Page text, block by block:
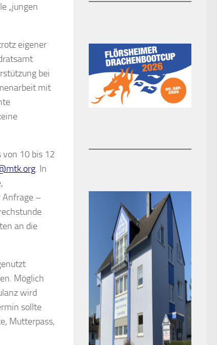
„jungen
eigener
bei
mit
10 bis 12
. In
Anfrage –
an die
Möglich
wird
sollte
Mutterpass,